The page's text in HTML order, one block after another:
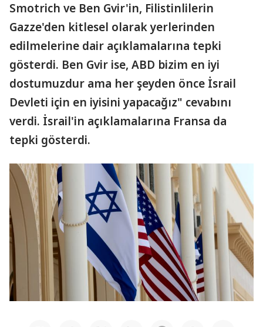
Smotrich ve Ben Gvir'in, Filistinlilerin
Gazze'den kitlesel olarak yerlerinden
edilmelerine dair açıklamalarına tepki
gösterdi. Ben Gvir ise, ABD bizim en iyi
dostumuzdur ama her şeyden önce İsrail
Devleti için en iyisini yapacağız" cevabını
verdi. İsrail'in açıklamalarına Fransa da
tepki gösterdi.